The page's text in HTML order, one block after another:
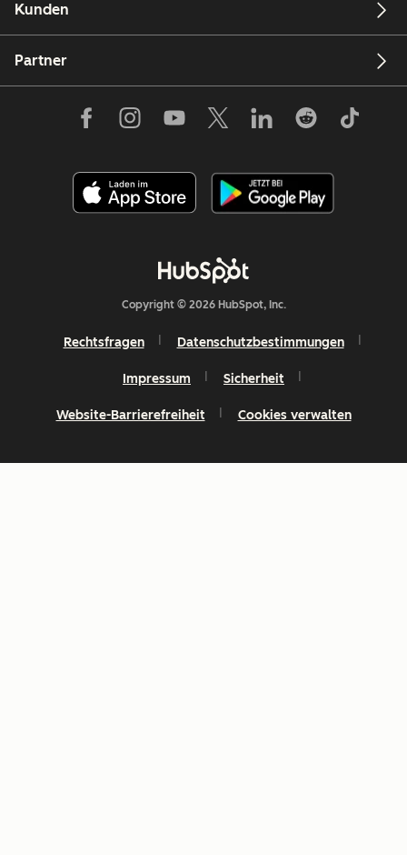
Kunden
Partner
Copyright © 2026 HubSpot, Inc.
Rechtsfragen Datenschutzbestimmungen
Impressum Sicherheit
Website-Barrierefreiheit Cookies verwalten